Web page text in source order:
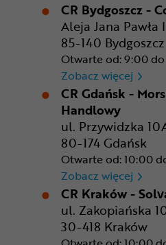
CR Bydgoszcz -
Aleja Jana Pawła
85-140 Bydgoszcz
Otwarte od: 9:00
Zobacz więcej CR
CR Gdańsk -
Handlowy
ul. Przywidzka
80-174 Gdańsk
Otwarte od: 10:00
Zobacz więcej CR
CR Kraków -
ul. Zakopiańska
30-418 Kraków